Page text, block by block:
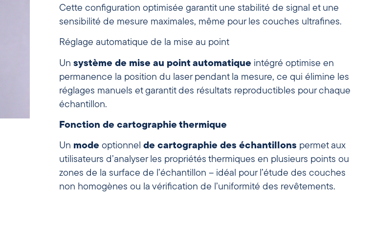
Cette configuration optimisée garantit une stabilité de signal et une
sensibilité de mesure maximales, même pour les couches ultrafines.
Réglage automatique de la mise au point
Un système de mise au point automatique intégré optimise en
permanence la position du laser pendant la mesure, ce qui élimine les
réglages manuels et garantit des résultats reproductibles pour chaque
échantillon.
Fonction de cartographie thermique
Un mode optionnel de cartographie des échantillons permet aux
utilisateurs d’analyser les propriétés thermiques en plusieurs points ou
zones de la surface de l’échantillon – idéal pour l’étude des couches
non homogènes ou la vérification de l’uniformité des revêtements.